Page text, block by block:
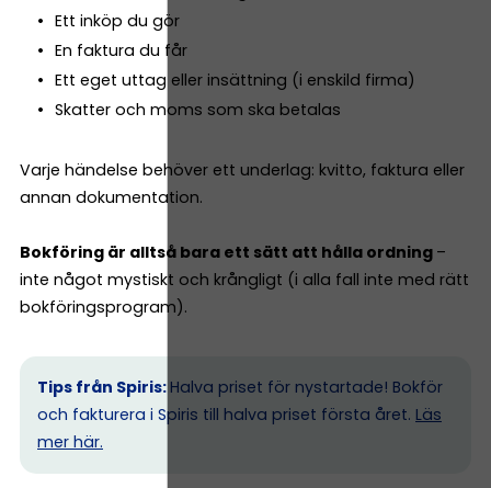
Ett inköp du gör
En faktura du får
Ett eget uttag eller insättning (i enskild firma)
Skatter och moms som ska betalas
Varje händelse behöver ett underlag: kvitto, faktura eller
annan dokumentation.
Bokföring är alltså bara ett sätt att hålla ordning –
inte något mystiskt och krångligt (i alla fall inte med rätt
bokföringsprogram).
Tips från Spiris: Halva priset för nystartade! Bokför
och fakturera i Spiris till halva priset första året. Läs
mer här.